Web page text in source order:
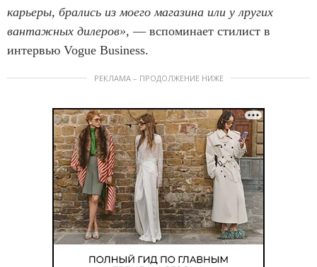
карьеры, брались из моего магазина или у лругих
вантажных дилеров», — вспоминает стилист в
интервью Vogue Business.
РЕКЛАМА – ПРОДОЛЖЕНИЕ НИЖЕ